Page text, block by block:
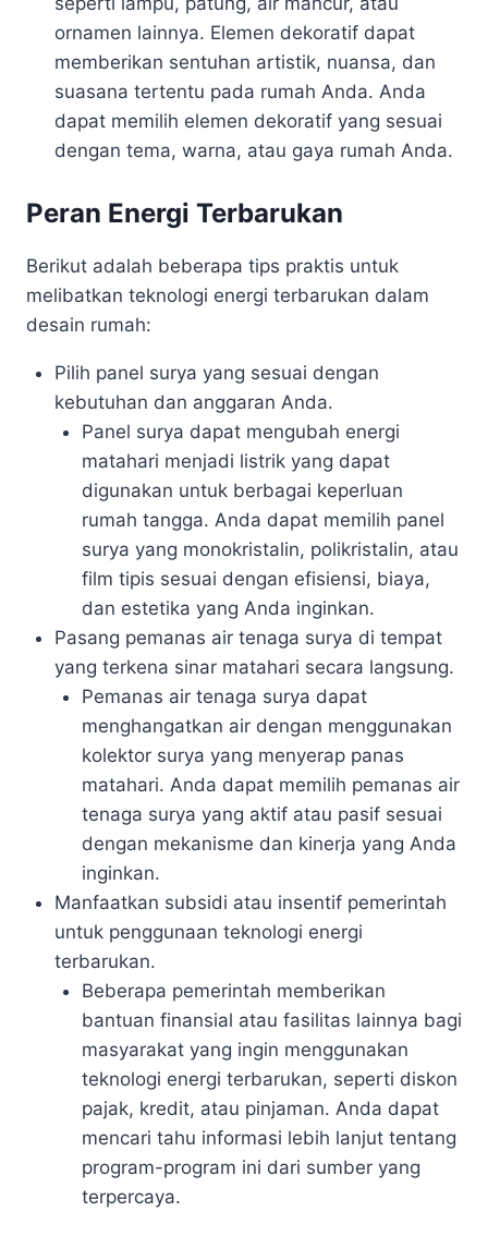
ornamen lainnya. Elemen dekoratif dapat
memberikan sentuhan artistik, nuansa, dan
suasana tertentu pada rumah Anda. Anda
dapat memilih elemen dekoratif yang sesuai
dengan tema, warna, atau gaya rumah Anda.
Peran Energi Terbarukan
Berikut adalah beberapa tips praktis untuk
melibatkan teknologi energi terbarukan dalam
desain rumah:
Pilih panel surya yang sesuai dengan
kebutuhan dan anggaran Anda.
Panel surya dapat mengubah energi
matahari menjadi listrik yang dapat
digunakan untuk berbagai keperluan
rumah tangga. Anda dapat memilih panel
surya yang monokristalin, polikristalin, atau
film tipis sesuai dengan efisiensi, biaya,
dan estetika yang Anda inginkan.
Pasang pemanas air tenaga surya di tempat
yang terkena sinar matahari secara langsung.
Pemanas air tenaga surya dapat
menghangatkan air dengan menggunakan
kolektor surya yang menyerap panas
matahari. Anda dapat memilih pemanas air
tenaga surya yang aktif atau pasif sesuai
dengan mekanisme dan kinerja yang Anda
inginkan.
Manfaatkan subsidi atau insentif pemerintah
untuk penggunaan teknologi energi
terbarukan.
Beberapa pemerintah memberikan
bantuan finansial atau fasilitas lainnya bagi
masyarakat yang ingin menggunakan
teknologi energi terbarukan, seperti diskon
pajak, kredit, atau pinjaman. Anda dapat
mencari tahu informasi lebih lanjut tentang
program-program ini dari sumber yang
terpercaya.